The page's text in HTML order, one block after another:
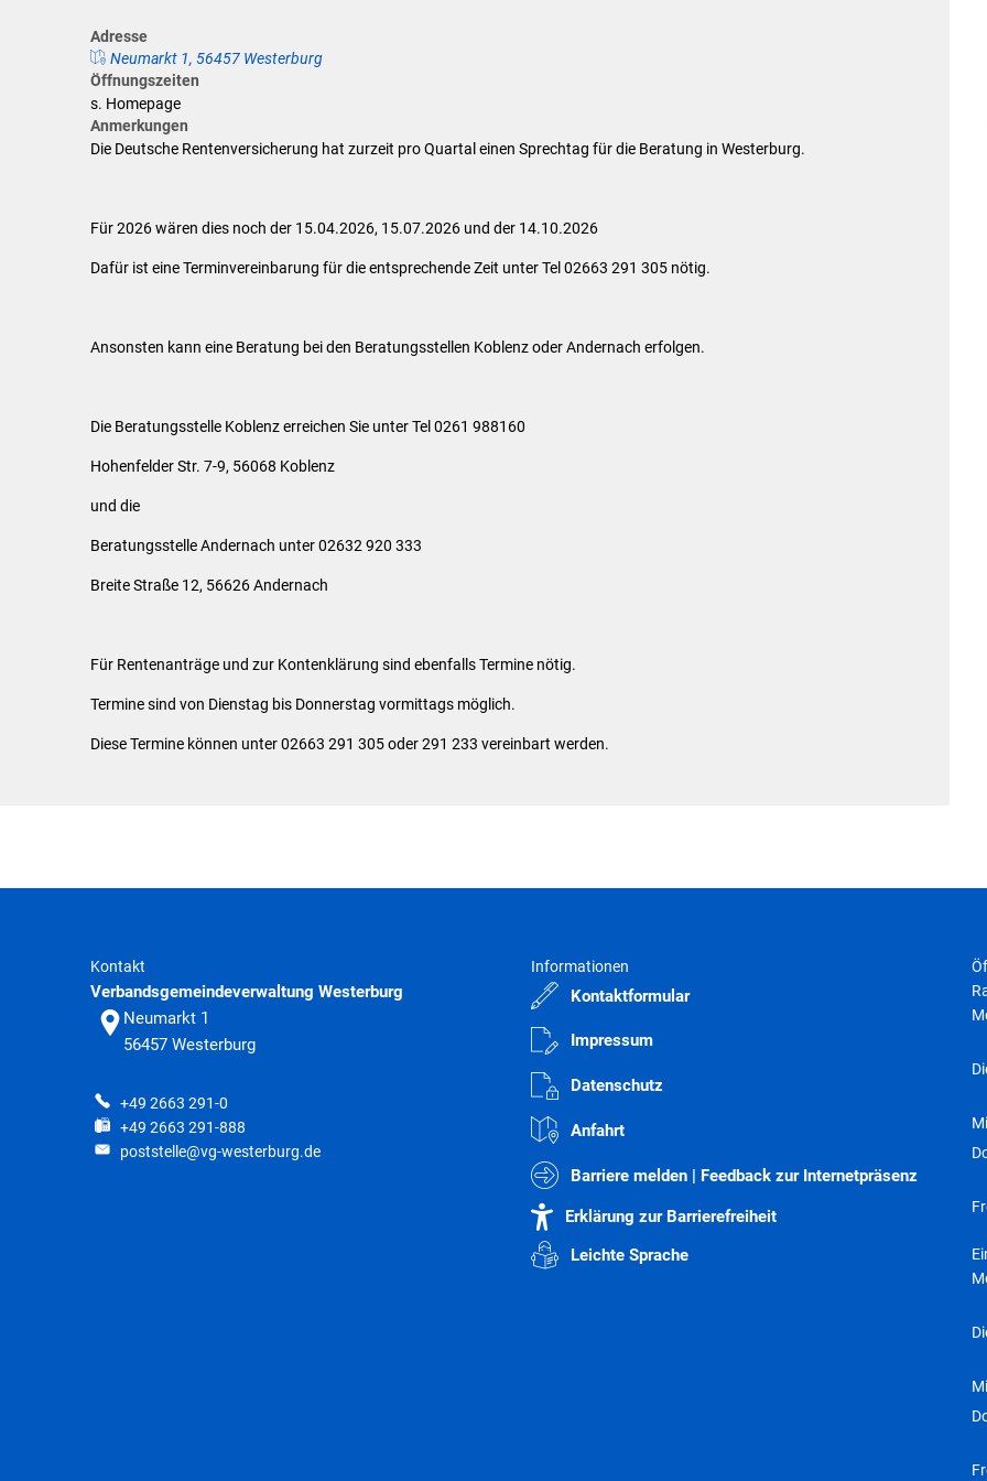
Förderungen der VG für private Umbauten
Allgemeine Informationen Einwohnerstatistik
Freiwilligendienst bei der VG
Vergabeverfahren & Bieterdatenbank
Behörden im Westerwaldkreis
Seniorenmobilität/
Ehrenamtskarte des
Adresse
Neumarkt 1, 56457 Westerburg
Öffnungszeiten
s. Homepage
Anmerkungen
Die Deutsche Rentenversicherung hat zurzeit pro Quartal einen Sprechtag für die Beratung in Westerburg.
Für 2026 wären dies noch der 15.04.2026, 15.07.2026 und der 14.10.2026
Dafür ist eine Terminvereinbarung für die entsprechende Zeit unter Tel 02663 291 305 nötig.
Ansonsten kann eine Beratung bei den Beratungsstellen Koblenz oder Andernach erfolgen.
Die Beratungsstelle Koblenz erreichen Sie unter Tel 0261 988160
Hohenfelder Str. 7-9, 56068 Koblenz
und die
Beratungsstelle Andernach unter 02632 920 333
Breite Straße 12, 56626 Andernach
Für Rentenanträge und zur Kontenklärung sind ebenfalls Termine nötig.
Termine sind von Dienstag bis Donnerstag vormittags möglich.
Diese Termine können unter 02663 291 305 oder 291 233 vereinbart werden.
Kontakt
Verbandsgemeindeverwaltung Westerburg
Neumarkt 1
56457 Westerburg
+49 2663 291-0
+49 2663 291-888
poststelle@vg-westerburg.de
Informationen
Kontaktformular
Impressum
Datenschutz
Anfahrt
Barriere melden | Feedback zur Internetpräsenz
Erklärung zur Barrierefreiheit
Leichte Sprache